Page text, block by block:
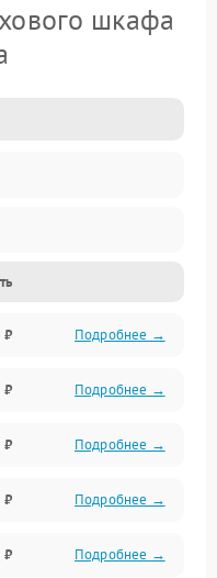
шкафа
₽ Подробнее →
₽ Подробнее →
₽ Подробнее →
₽ Подробнее →
₽ Подробнее →